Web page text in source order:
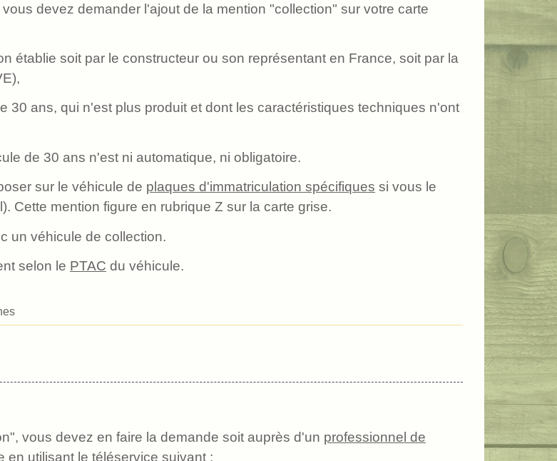
devez demander l'ajout de la mention "collection" sur votre carte
établie soit par le constructeur ou son représentant en France, soit par la
30 ans, qui n'est plus produit et dont les caractéristiques techniques n'ont
de 30 ans n'est ni automatique, ni obligatoire.
sur le véhicule de plaques d'immatriculation spécifiques si vous le
Cette mention figure en rubrique Z sur la carte grise.
un véhicule de collection.
selon le PTAC du véhicule.
vous devez en faire la demande soit auprès d'un professionnel de
en utilisant le téléservice suivant :